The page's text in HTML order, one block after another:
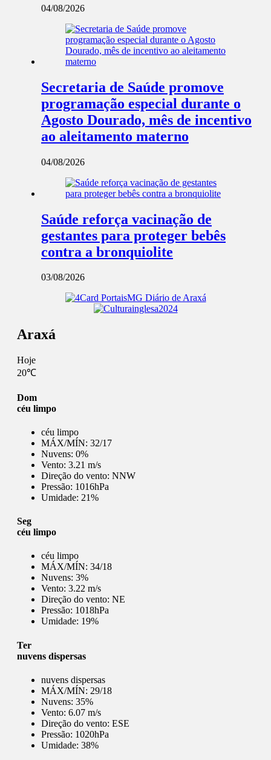
04/08/2026
Secretaria de Saúde promove
programação especial durante o
Agosto Dourado, mês de incentivo
ao aleitamento materno
04/08/2026
Saúde reforça vacinação de
gestantes para proteger bebês
contra a bronquiolite
03/08/2026
Araxá
Hoje
20℃
Dom
céu limpo
céu limpo
MÁX/MÍN: 32/17
Nuvens: 0%
Vento: 3.21 m/s
Direção do vento: NNW
Pressão: 1016hPa
Umidade: 21%
Seg
céu limpo
céu limpo
MÁX/MÍN: 34/18
Nuvens: 3%
Vento: 3.22 m/s
Direção do vento: NE
Pressão: 1018hPa
Umidade: 19%
Ter
nuvens dispersas
nuvens dispersas
MÁX/MÍN: 29/18
Nuvens: 35%
Vento: 6.07 m/s
Direção do vento: ESE
Pressão: 1020hPa
Umidade: 38%